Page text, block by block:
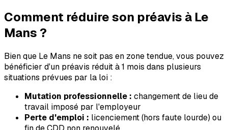
Comment réduire son préavis à Le
Mans?
Bien que Le Mans ne soit pas en zone tendue, vous pouvez
bénéficier d'un préavis réduit à 1 mois dans plusieurs
situations prévues par la loi :
Mutation professionnelle : changement de lieu de
travail imposé par l'employeur
Perte d'emploi : licenciement (hors faute lourde) ou